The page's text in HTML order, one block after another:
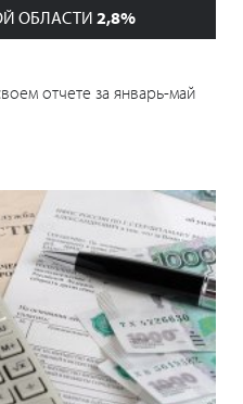
ОБЛАСТИ 2,8%
отчете за январь-май